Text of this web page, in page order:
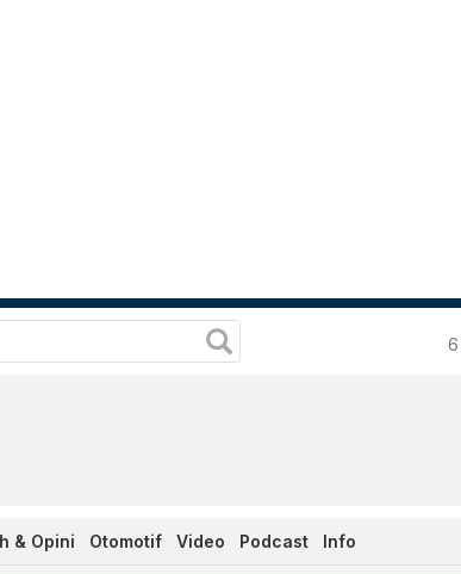
6
& Opini Otomotif Video Podcast Info